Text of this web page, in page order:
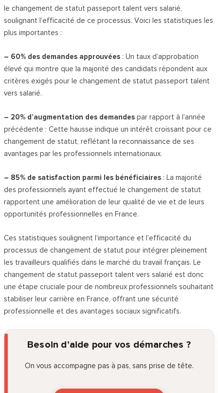
le changement de statut passeport talent vers salarié,
soulignant l’efficacité de ce processus. Voici les statistiques les
plus importantes :
– 60% des demandes approuvées : Un taux d’approbation
élevé qui montre que la majorité des candidats répondent aux
critères exigés pour le changement de statut passeport talent
vers salarié.
– 20% d’augmentation des demandes par rapport à l’année
précédente : Cette hausse indique un intérêt croissant pour ce
changement de statut, reflétant la reconnaissance de ses
avantages par les professionnels internationaux.
– 85% de satisfaction parmi les bénéficiaires : La majorité
des professionnels ayant effectué le changement de statut
rapportent une amélioration de leur qualité de vie et de leurs
opportunités professionnelles en France.
Ces statistiques soulignent l’importance et l’efficacité du
processus de changement de statut pour intégrer pleinement
les travailleurs qualifiés dans le marché du travail français. Le
changement de statut passeport talent vers salarié est donc
une étape cruciale pour de nombreux professionnels souhaitant
stabiliser leur carrière en France, offrant une sécurité
professionnelle et des avantages sociaux significatifs.
Besoin d’aide pour vos démarches ?
On vous accompagne pas à pas, sans prise de tête.